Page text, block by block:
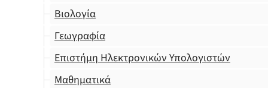
Βιολογία
Γεωγραφία
Επιστήμη Ηλεκτρονικών Υπολογιστών
Μαθηματικά